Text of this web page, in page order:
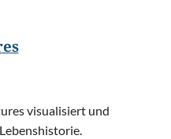
visualisiert und